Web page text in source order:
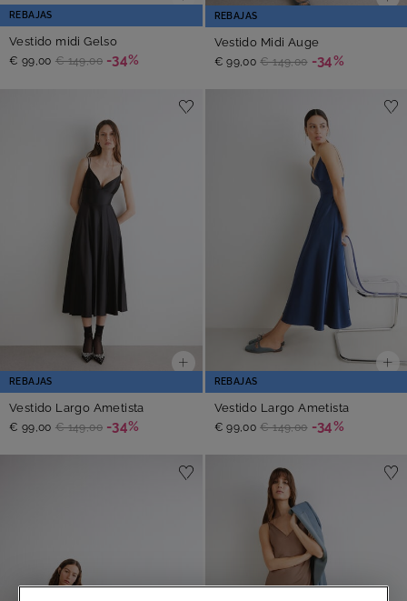
REBAJAS
Vestido midi Gelso
€ 99,00 € 149,00 -34%
REBAJAS
Vestido Midi Auge
€ 99,00 € 149,00 -34%
REBAJAS
Vestido Largo Ametista
€ 99,00 € 149,00 -34%
REBAJAS
Vestido Largo Ametista
€ 99,00 € 149,00 -34%